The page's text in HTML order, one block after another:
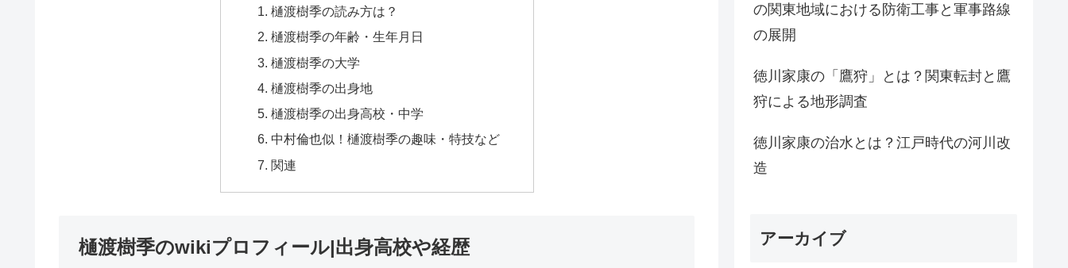
樋渡樹季の読み方は？
樋渡樹季の年齢・生年月日
樋渡樹季の大学
樋渡樹季の出身地
樋渡樹季の出身高校・中学
中村倫也似！樋渡樹季の趣味・特技など
関連
樋渡樹季のwikiプロフィール|出身高校や経歴
の関東地域における防衛工事と軍事路線
の展開
徳川家康の「鷹狩」とは？関東転封と鷹
狩による地形調査
徳川家康の治水とは？江戸時代の河川改
造
アーカイブ